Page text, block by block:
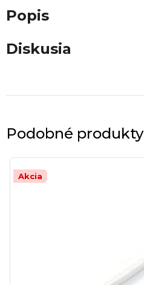
Popis
Diskusia
Podobné produkty
Akcia